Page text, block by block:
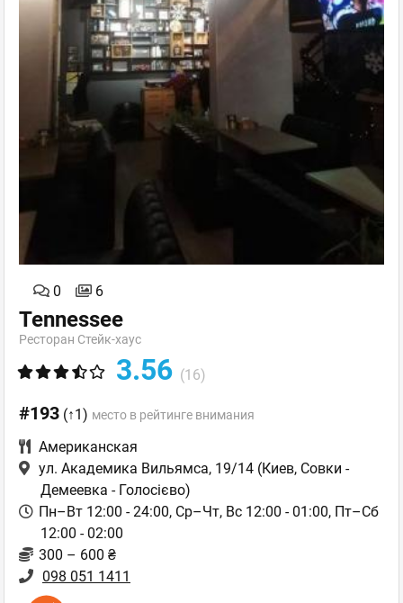
0 6
Tennessee
Ресторан Стейк-хаус
3.56 (16)
#193 (↑1) место в рейтинге внимания
Американская
ул. Академика Вильямса, 19/14 (Киев, Совки -
Демеевка - Голосієво)
Пн–Вт 12:00 - 24:00, Ср–Чт, Вс 12:00 - 01:00, Пт–Сб
12:00 - 02:00
300 – 600 ₴
098 051 1411